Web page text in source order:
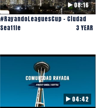
08:16
#RayandoLeaguesCup - Ciudad
Seattle
3 YEAR
04:42